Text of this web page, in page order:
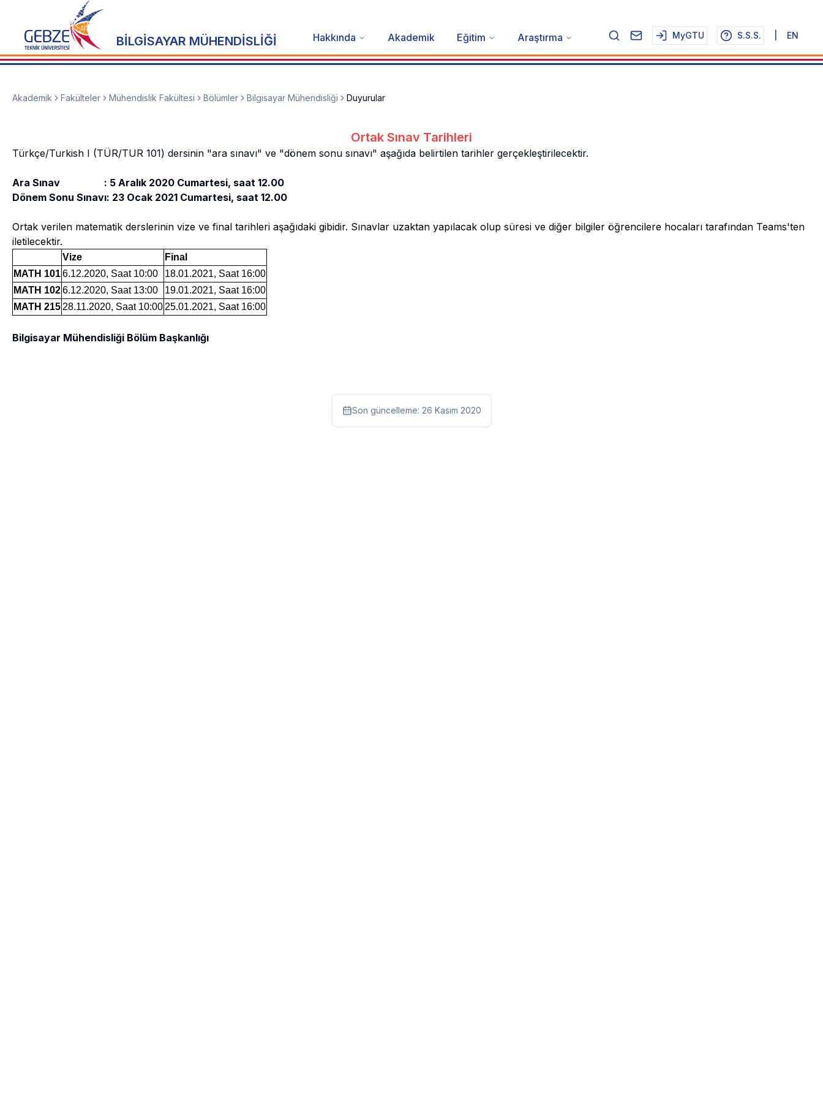
BİLGİSAYAR MÜHENDİSLİĞİ Hakkında Akademik Eğitim Araştırma MyGTU S.S.S. EN
Akademik Fakülteler Mühendislik Fakültesi Bölümler Bilgisayar Mühendisliği Duyurular
Ortak Sınav Tarihleri
Türkçe/Turkish I (TÜR/TUR 101) dersinin "ara sınavı" ve "dönem sonu sınavı" aşağıda belirtilen tarihler gerçekleştirilecektir.
Ara Sınav : 5 Aralık 2020 Cumartesi, saat 12.00
Dönem Sonu Sınavı: 23 Ocak 2021 Cumartesi, saat 12.00
Ortak verilen matematik derslerinin vize ve final tarihleri aşağıdaki gibidir. Sınavlar uzaktan yapılacak olup süresi ve diğer bilgiler öğrencilere hocaları tarafından Teams'ten
iletilecektir.
Vize
Final
MATH 1016.12.2020, Saat 10:00
18.01.2021, Saat 16:00
MATH 1026.12.2020, Saat 13:00
19.01.2021, Saat 16:00
MATH 215 28.11.2020, Saat 10:00 25.01.2021, Saat 16:00
Bilgisayar Mühendisliği Bölüm Başkanlığı
Son güncelleme: 26 Kasım 2020